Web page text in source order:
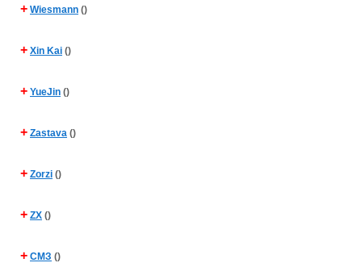
+ Wiesmann ()
+ Xin Kai ()
+ YueJin ()
+ Zastava ()
+ Zorzi ()
+ ZX ()
+ СМЗ ()